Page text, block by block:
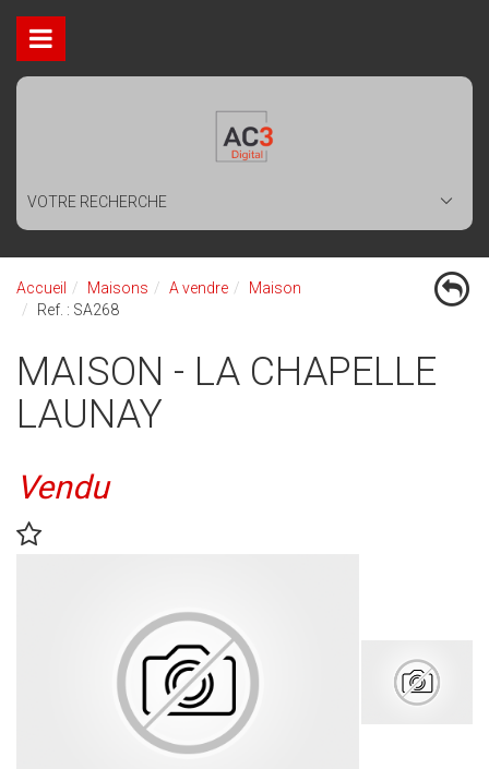
VOTRE RECHERCHE
Accueil Maisons A vendre
Maison
Ref. : SA268
MAISON - LA CHAPELLE
LAUNAY
Vendu